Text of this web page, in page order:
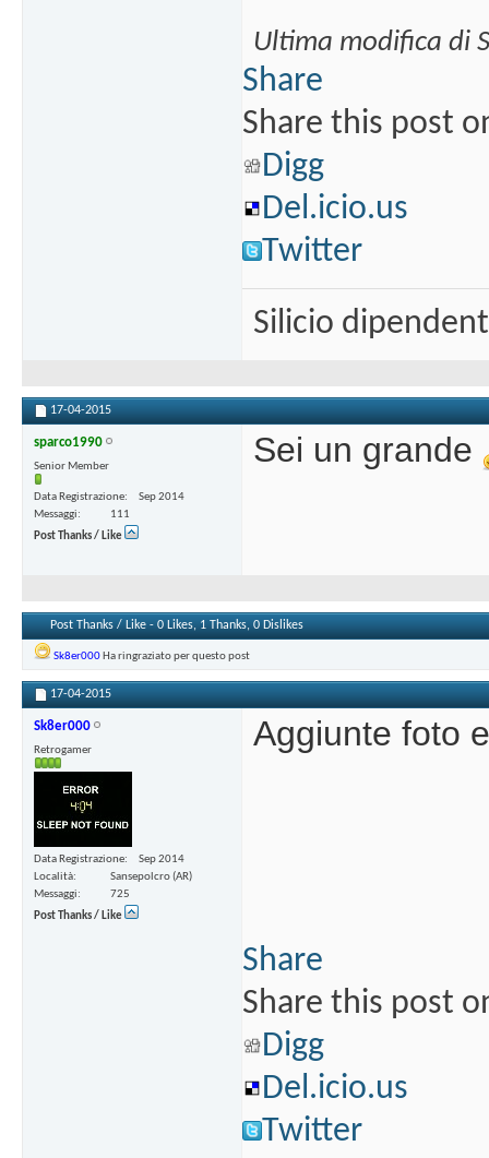
Ultima modifica di
Share
Share this post
Digg
Del.icio.us
Twitter
Silicio
17-04-2015
sparco1990
Senior Member
Data Registrazione
Sep 2014
Messaggi
111
Post Thanks / Like
Sei un grande
Post Thanks / Like - 0 Likes, 1 Thanks, 0 Dislikes
Sk8er000 Ha ringraziato per questo post
17-04-2015
Sk8er000
Retrogamer
Data Registrazione
Sep 2014
Località
Sansepolcro (AR)
Messaggi
725
Post Thanks / Like
Aggiunte foto
Share
Share this post
Digg
Del.icio.us
Twitter